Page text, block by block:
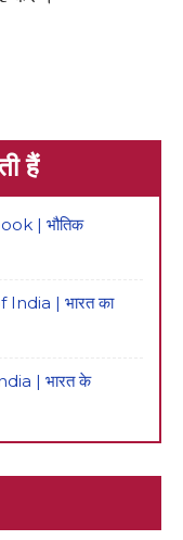
हैं
| भौतिक
| भारत का
| भारत के